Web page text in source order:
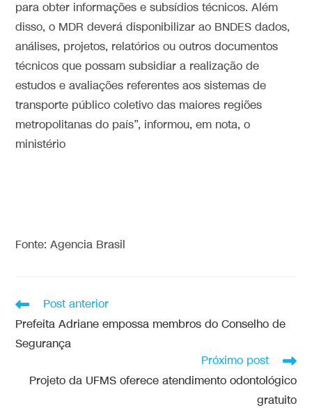
para obter informações e subsídios técnicos. Além
disso, o MDR deverá disponibilizar ao BNDES dados,
análises, projetos, relatórios ou outros documentos
técnicos que possam subsidiar a realização de
estudos e avaliações referentes aos sistemas de
transporte público coletivo das maiores regiões
metropolitanas do país”, informou, em nota, o
ministério
Fonte: Agencia Brasil
Post anterior
Prefeita Adriane empossa membros do Conselho de
Segurança
Próximo post
Projeto da UFMS oferece atendimento odontológico
gratuito